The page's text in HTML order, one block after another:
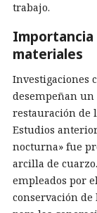
trabajo.
materiales
Investigaciones
desempeñan un
restauración de
Estudios
nocturna» fue
arcilla de
empleados por
conservación de